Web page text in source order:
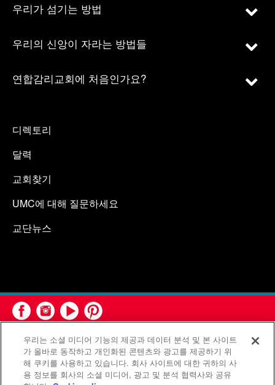
우리가 섬기는 방법
우리의 신앙이 자라는 방법들
연합감리교회에 처음인가요?
디렉토리
달력
교회찾기
UMC에 대해 질문하세요
교단뉴스
연합감리교회 공보부(United Methodist Communications)는 연
우리는 소셜 미디어 기능의 제공과 데이터 분석 및 본 사이트
가 올바로 동작하고 개인화된 콘텐츠와 광고를 제공하기 위
해 쿠키를 사용하고 있습니다. 회사 사이트에 대한 귀하의 사
용 정보를 회사의 소셜 미디어, 광고 및 분석 협력사와 공유